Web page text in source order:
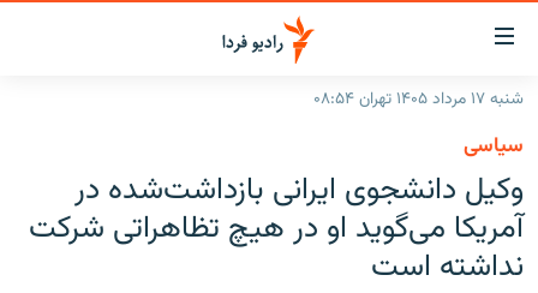
لینک‌های
قابلیت
دسترسی
بازگشت
منوی
اصلی
رفتن
ایران
جهان
رادیو
شنبه ۱۷ مرداد ۱۴۰۵ تهران ۰۸:۵۴
سیاسی
وکیل دانشجوی ایرانی بازداشت‌شده در
آمریکا می‌گوید او در هیچ تظاهراتی شرکت
نداشته است